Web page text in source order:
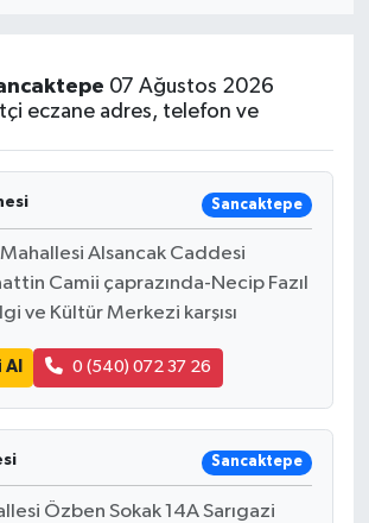
07 Ağustos 2026
eczane adres, telefon ve
Sancaktepe
Alsancak Caddesi
Camii çaprazında-Necip Fazıl
ve Kültür Merkezi karşısı
0 (540) 072 37 26
Sancaktepe
Özben Sokak 14A Sarıgazi